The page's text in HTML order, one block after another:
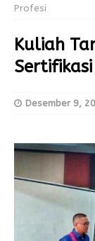
Profesi
Kuliah
Desember 9,